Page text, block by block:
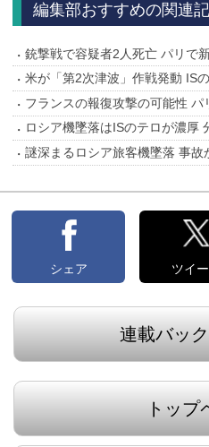
編集部おすすめの関連
銃撃戦で容疑者2人死亡 パリで
米が「第2次津波」作戦発動 IS
フランスの報復攻撃の可能性 パ
ロシア機墜落はISのテロが濃厚
謎深まるロシア旅客機墜落 事
シェア ツイ
連載バッ
トップ